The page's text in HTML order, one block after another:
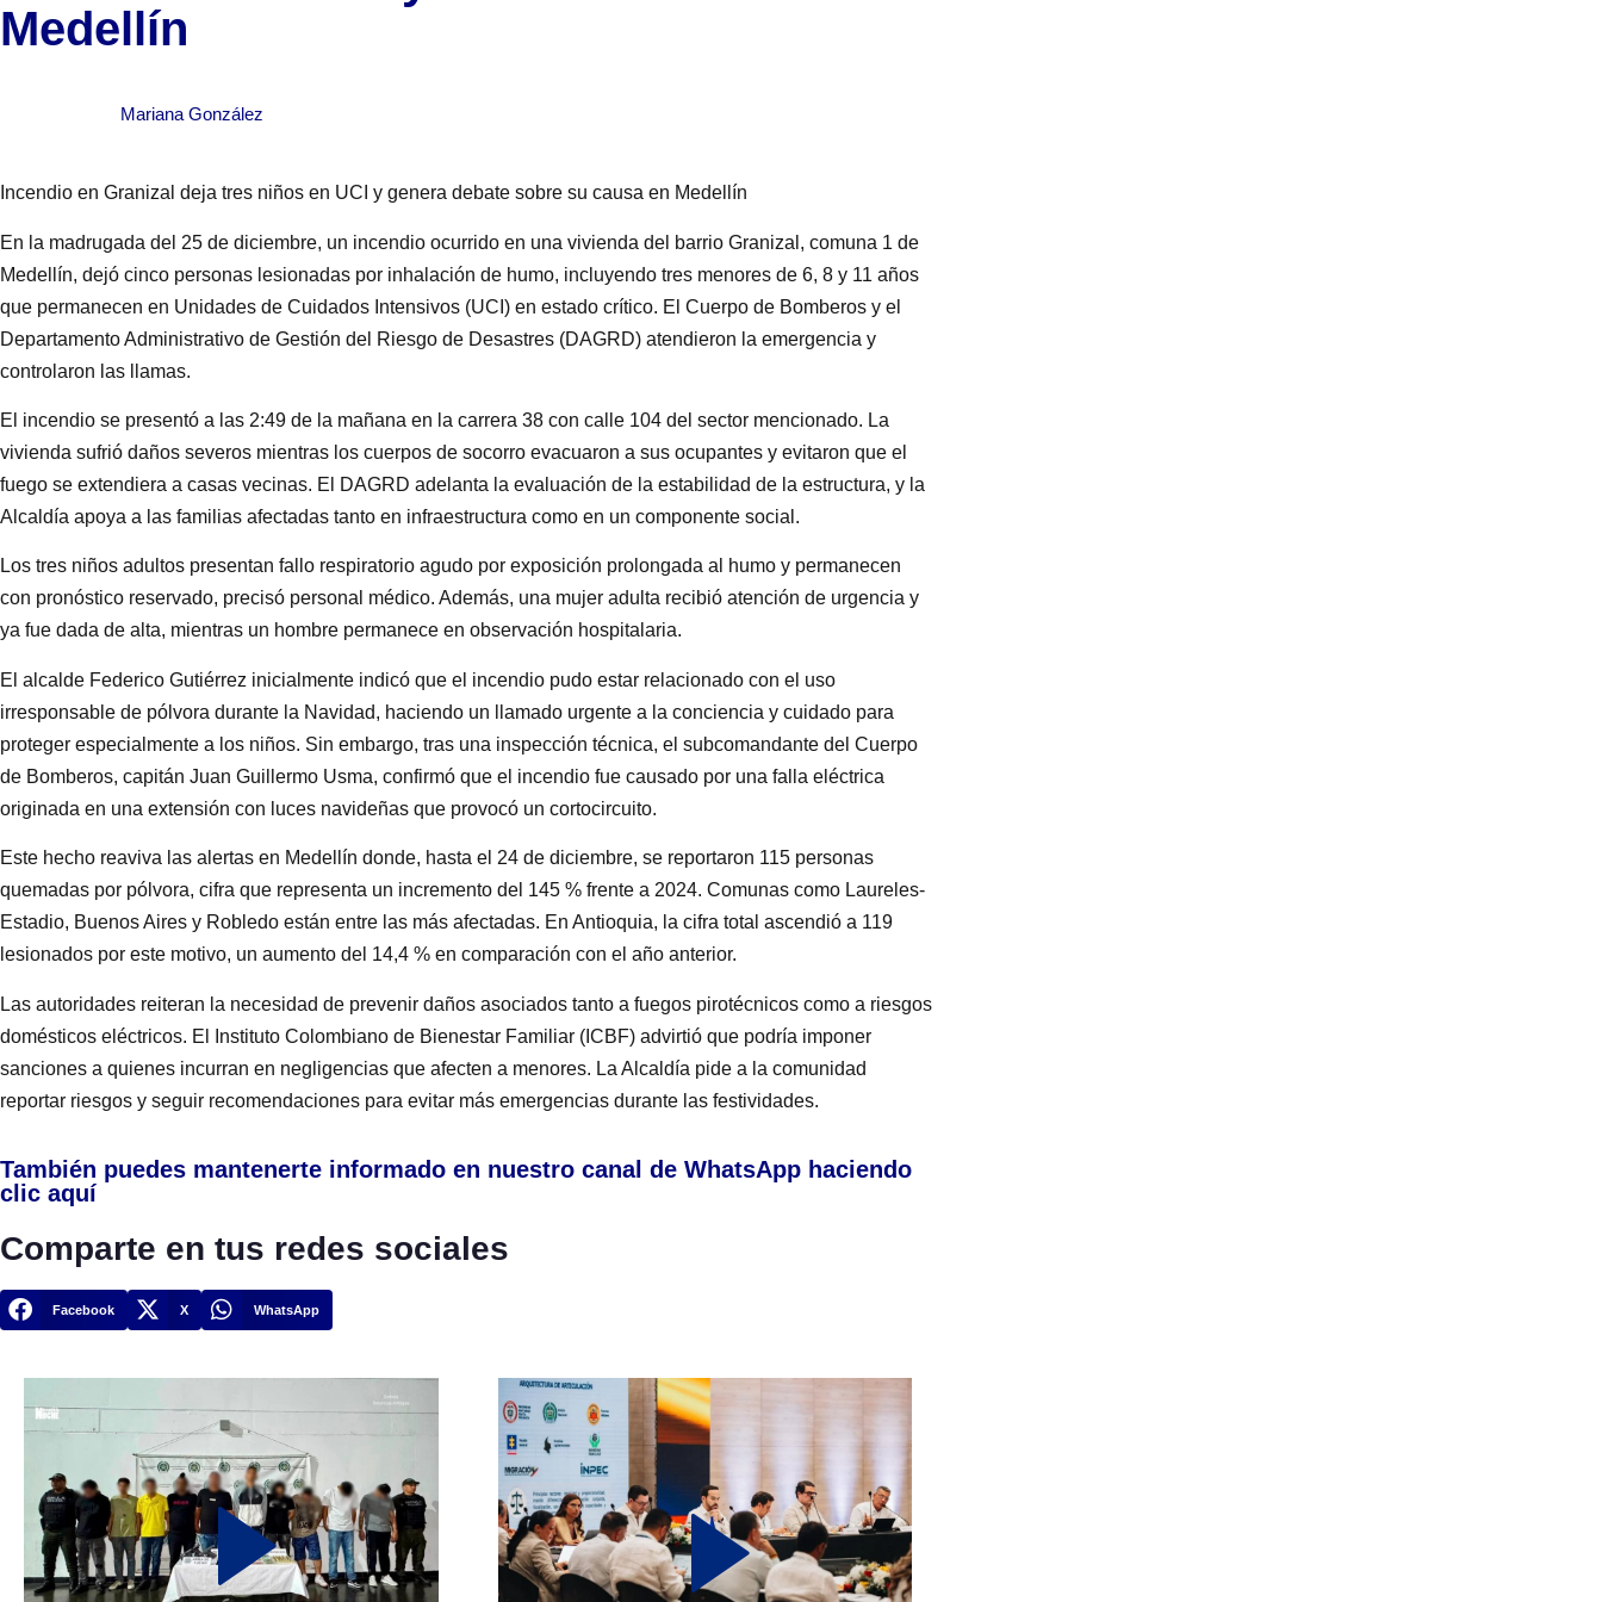
Medellín
Mariana González
Incendio en Granizal deja tres niños en UCI y genera debate sobre su causa en Medellín
En la madrugada del 25 de diciembre, un incendio ocurrido en una vivienda del barrio Granizal, comuna 1 de
Medellín, dejó cinco personas lesionadas por inhalación de humo, incluyendo tres menores de 6, 8 y 11 años
que permanecen en Unidades de Cuidados Intensivos (UCI) en estado crítico. El Cuerpo de Bomberos y el
Departamento Administrativo de Gestión del Riesgo de Desastres (DAGRD) atendieron la emergencia y
controlaron las llamas.
El incendio se presentó a las 2:49 de la mañana en la carrera 38 con calle 104 del sector mencionado. La
vivienda sufrió daños severos mientras los cuerpos de socorro evacuaron a sus ocupantes y evitaron que el
fuego se extendiera a casas vecinas. El DAGRD adelanta la evaluación de la estabilidad de la estructura, y la
Alcaldía apoya a las familias afectadas tanto en infraestructura como en un componente social.
Los tres niños adultos presentan fallo respiratorio agudo por exposición prolongada al humo y permanecen
con pronóstico reservado, precisó personal médico. Además, una mujer adulta recibió atención de urgencia y
ya fue dada de alta, mientras un hombre permanece en observación hospitalaria.
El alcalde Federico Gutiérrez inicialmente indicó que el incendio pudo estar relacionado con el uso
irresponsable de pólvora durante la Navidad, haciendo un llamado urgente a la conciencia y cuidado para
proteger especialmente a los niños. Sin embargo, tras una inspección técnica, el subcomandante del Cuerpo
de Bomberos, capitán Juan Guillermo Usma, confirmó que el incendio fue causado por una falla eléctrica
originada en una extensión con luces navideñas que provocó un cortocircuito.
Este hecho reaviva las alertas en Medellín donde, hasta el 24 de diciembre, se reportaron 115 personas
quemadas por pólvora, cifra que representa un incremento del 145 % frente a 2024. Comunas como Laureles-
Estadio, Buenos Aires y Robledo están entre las más afectadas. En Antioquia, la cifra total ascendió a 119
lesionados por este motivo, un aumento del 14,4 % en comparación con el año anterior.
Las autoridades reiteran la necesidad de prevenir daños asociados tanto a fuegos pirotécnicos como a riesgos
domésticos eléctricos. El Instituto Colombiano de Bienestar Familiar (ICBF) advirtió que podría imponer
sanciones a quienes incurran en negligencias que afecten a menores. La Alcaldía pide a la comunidad
reportar riesgos y seguir recomendaciones para evitar más emergencias durante las festividades.
También puedes mantenerte informado en nuestro canal de WhatsApp haciendo
clic aquí
Comparte en tus redes sociales
Facebook X WhatsApp